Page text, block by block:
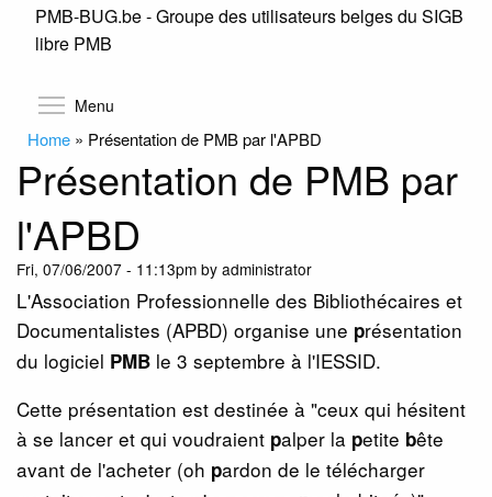
Skip
PMB-BUG.be - Groupe des utilisateurs belges du SIGB
libre PMB
Menu
Home » Présentation de PMB par l'APBD
Présentation de PMB par
l'APBD
Fri, 07/06/2007 - 11:13pm by administrator
L'Association Professionnelle des Bibliothécaires et
Documentalistes (APBD) organise une présentation
du logiciel PMB le 3 septembre à l'IESSID.
Cette présentation est destinée à "ceux qui hésitent
à se lancer et qui voudraient palper la petite bête
avant de l'acheter (oh pardon de le télécharger